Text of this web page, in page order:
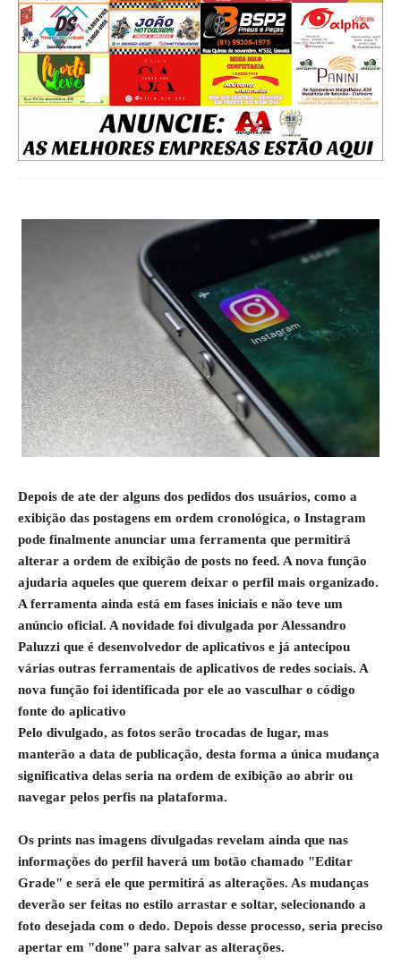
Depois de ate der alguns dos pedidos dos usuários, como a
exibição das postagens em ordem cronológica, o Instagram
pode finalmente anunciar uma ferramenta que permitirá
alterar a ordem de exibição de posts no feed. A nova função
ajudaria aqueles que querem deixar o perfil mais organizado.
A ferramenta ainda está em fases iniciais e não teve um
anúncio oficial. A novidade foi divulgada por Alessandro
Paluzzi que é desenvolvedor de aplicativos e já antecipou
várias outras ferramentais de aplicativos de redes sociais. A
nova função foi identificada por ele ao vasculhar o código
fonte do aplicativo
Pelo divulgado, as fotos serão trocadas de lugar, mas
manterão a data de publicação, desta forma a única mudança
significativa delas seria na ordem de exibição ao abrir ou
navegar pelos perfis na plataforma.
Os prints nas imagens divulgadas revelam ainda que nas
informações do perfil haverá um botão chamado "Editar
Grade" e será ele que permitirá as alterações. As mudanças
deverão ser feitas no estilo arrastar e soltar, selecionando a
foto desejada com o dedo. Depois desse processo, seria preciso
apertar em "done" para salvar as alterações.